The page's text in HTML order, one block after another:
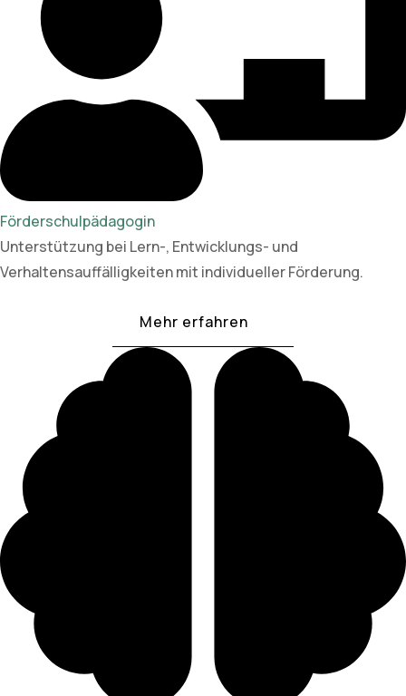
Förderschulpädagogin
Unterstützung bei Lern-, Entwicklungs- und
Verhaltensauffälligkeiten mit individueller Förderung.
Mehr erfahren